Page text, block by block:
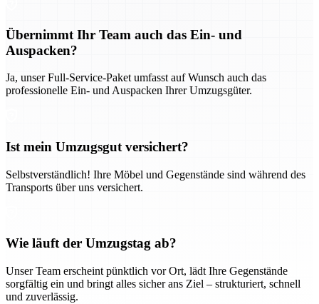
Übernimmt Ihr Team auch das Ein- und
Auspacken?
Ja, unser Full-Service-Paket umfasst auf Wunsch auch das
professionelle Ein- und Auspacken Ihrer Umzugsgüter.
Ist mein Umzugsgut versichert?
Selbstverständlich! Ihre Möbel und Gegenstände sind während des
Transports über uns versichert.
Wie läuft der Umzugstag ab?
Unser Team erscheint pünktlich vor Ort, lädt Ihre Gegenstände
sorgfältig ein und bringt alles sicher ans Ziel – strukturiert, schnell
und zuverlässig.